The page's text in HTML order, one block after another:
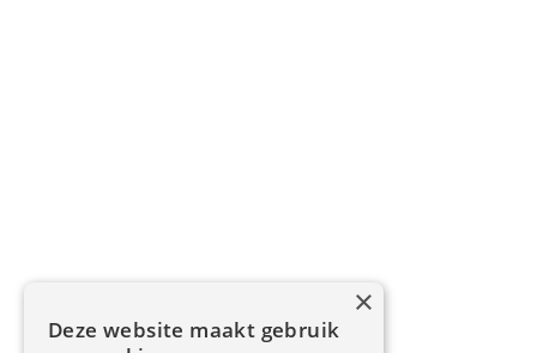
×
Deze website maakt gebruik